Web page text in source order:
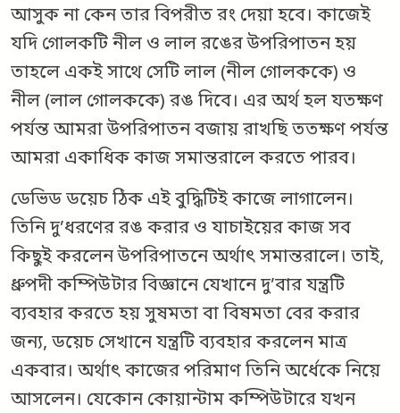
আসুক না কেন তার বিপরীত রং দেয়া হবে। কাজেই
যদি গোলকটি নীল ও লাল রঙের উপরিপাতন হয়
তাহলে একই সাথে সেটি লাল (নীল গোলককে) ও
নীল (লাল গোলককে) রঙ দিবে। এর অর্থ হল যতক্ষণ
পর্যন্ত আমরা উপরিপাতন বজায় রাখছি ততক্ষণ পর্যন্ত
আমরা একাধিক কাজ সমান্তরালে করতে পারব।
ডেভিড ডয়েচ ঠিক এই বুদ্ধিটিই কাজে লাগালেন।
তিনি দু’ধরণের রঙ করার ও যাচাইয়ের কাজ সব
কিছুই করলেন উপরিপাতনে অর্থাৎ সমান্তরালে। তাই,
ধ্রুপদী কম্পিউটার বিজ্ঞানে যেখানে দু’বার যন্ত্রটি
ব্যবহার করতে হয় সুষমতা বা বিষমতা বের করার
জন্য, ডয়েচ সেখানে যন্ত্রটি ব্যবহার করলেন মাত্র
একবার। অর্থাৎ কাজের পরিমাণ তিনি অর্ধেকে নিয়ে
আসলেন। যেকোন কোয়ান্টাম কম্পিউটারে যখন